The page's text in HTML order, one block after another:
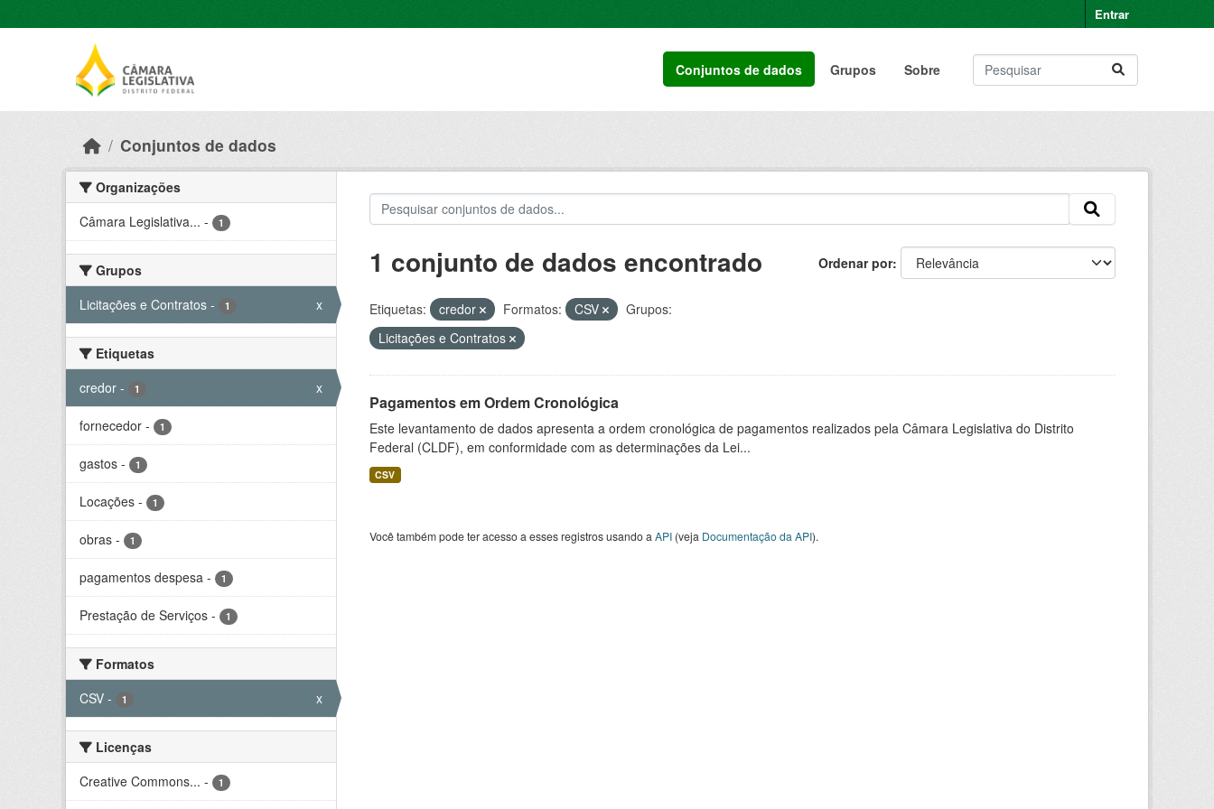
Entrar
Conjuntos de dados Grupos Sobre
Conjuntos de dados
Organizações
Câmara Legislativa... - 1
Grupos
Licitações e Contratos - 1 x
Etiquetas
credor - 1 x
fornecedor - 1
gastos - 1
Locações - 1
obras - 1
pagamentos despesa - 1
Prestação de Serviços - 1
Formatos
CSV - 1 x
Licenças
Creative Commons... - 1
Ordenar por
1 conjunto de dados encontrado
Etiquetas: credor Formatos: CSV
Grupos:
Licitações e Contratos
Pagamentos em Ordem Cronológica
Este levantamento de dados apresenta a ordem cronológica de pagamentos realizados pela Câmara Legislativa do Distrito
Federal (CLDF), em conformidade com as determinações da Lei...
CSV
Você também pode ter acesso a esses registros usando a API(veja Documentação da API).